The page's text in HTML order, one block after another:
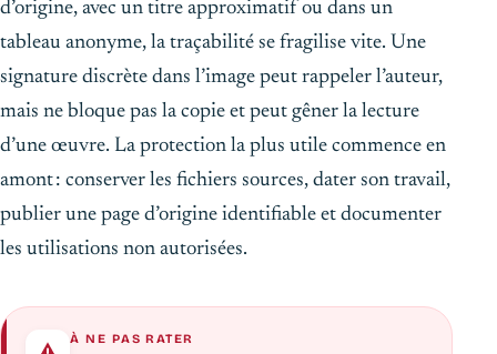
d’origine, avec un titre approximatif ou dans un
tableau anonyme, la traçabilité se fragilise vite. Une
signature discrète dans l’image peut rappeler l’auteur,
mais ne bloque pas la copie et peut gêner la lecture
d’une œuvre. La protection la plus utile commence en
amont : conserver les fichiers sources, dater son travail,
publier une page d’origine identifiable et documenter
les utilisations non autorisées.
À NE PAS RATER